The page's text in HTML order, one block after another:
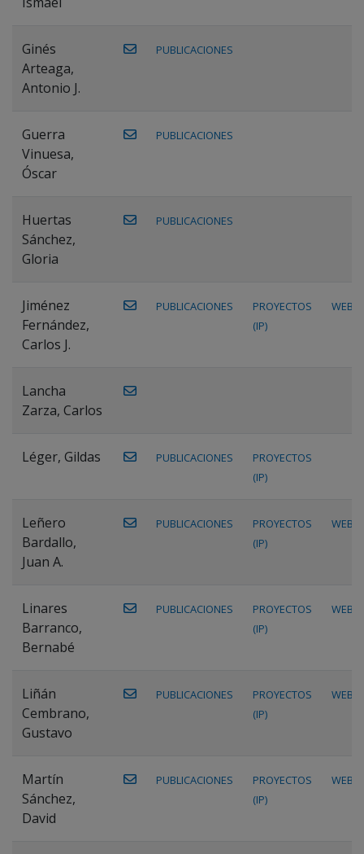
Ginés
Arteaga,
Antonio J.
PUBLICACIONES
Guerra
Vinuesa,
Óscar
PUBLICACIONES
Huertas
Sánchez,
Gloria
PUBLICACIONES
Jiménez
Fernández,
Carlos J.
PUBLICACIONES
PROYECTOS
(IP)
WEB
Lancha
Zarza, Carlos
Léger, Gildas PUBLICACIONES
PROYECTOS
(IP)
Leñero
Bardallo,
Juan A.
PUBLICACIONES
PROYECTOS
(IP)
WEB
Linares
Barranco,
Bernabé
PUBLICACIONES
PROYECTOS
(IP)
WEB
Liñán
Cembrano,
Gustavo
PUBLICACIONES
PROYECTOS
(IP)
WEB
Martín
Sánchez,
David
PUBLICACIONES
PROYECTOS
(IP)
WEB